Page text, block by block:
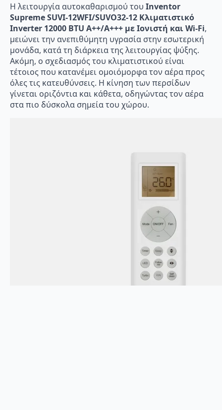
Η λειτουργία αυτοκαθαρισμού του Inventor
Supreme SUVI-12WFI/SUVO32-12 Κλιματιστικό
Inverter 12000 BTU A++/A+++ με Ιονιστή και Wi-Fi,
μειώνει την ανεπιθύμητη υγρασία στην εσωτερική
μονάδα, κατά τη διάρκεια της λειτουργίας ψύξης.
Ακόμη, ο σχεδιασμός του κλιματιστικού είναι
τέτοιος που κατανέμει ομοιόμορφα τον αέρα προς
όλες τις κατευθύνσεις. Η κίνηση των περσίδων
γίνεται οριζόντια και κάθετα, οδηγώντας τον αέρα
στα πιο δύσκολα σημεία του χώρου.